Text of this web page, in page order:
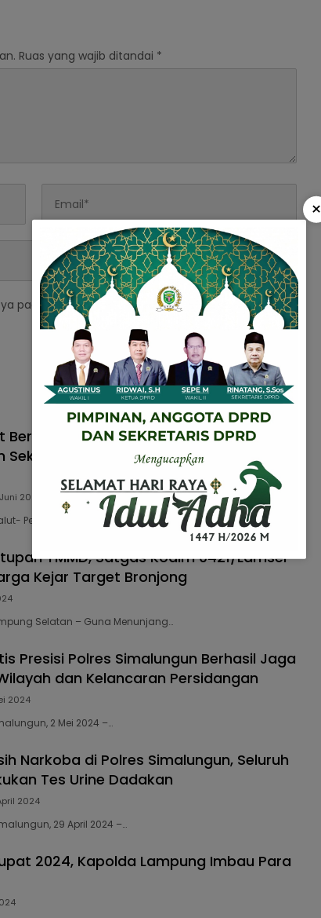
Ruas yang wajib ditandai *
pada peramban ini untuk komentar saya
Bersama Kodim Dukung Penambahan
Sekaligus Penyerahan Alsintan Tahun
2024
Pemerintah Daerah (Pemda) Halmahera…
TMMD, Satgas Kodim 0421/Lamsel
Kejar Target Bronjong
Selatan – Guna Menunjang…
Presisi Polres Simalungun Berhasil Jaga
dan Kelancaran Persidangan
2024
2 Mei 2024 –…
Narkoba di Polres Simalungun, Seluruh
Tes Urine Dadakan
2024
29 April 2024 –…
2024, Kapolda Lampung Imbau Para
×